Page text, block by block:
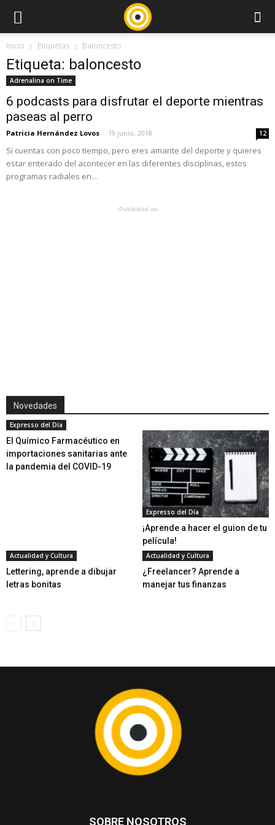
Inicio Etiquetas Baloncesto
Etiqueta: baloncesto
Adrenalina on Time
6 podcasts para disfrutar el deporte mientras
paseas al perro
Patricia Hernández Lovos - 19 junio, 2018 12
Si cuentas con poco tiempo, pero eres amante del deporte y quieres
estar enterado del acontecer en las diferentes disciplinas, estos
programas radiales en...
-Publicidad sv-
Novedades
Expresso del Día
El Químico Farmacéutico en
importaciones sanitarias ante
la pandemia del COVID-19
Expresso del Día
¡Aprende a hacer el guion de tu
película!
Actualidad y Cultura
Lettering, aprende a dibujar
letras bonitas
Actualidad y Cultura
¿Freelancer? Aprende a
manejar tus finanzas
SOBRE NOSOTROS